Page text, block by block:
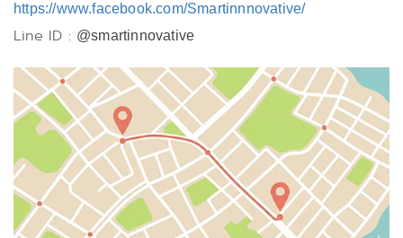
https://www.facebook.com/Smartinnnovative/
Line ID : @smartinnovative